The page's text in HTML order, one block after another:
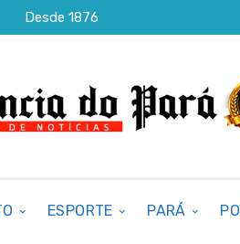
Desde 1876
ESPORTE PARÁ